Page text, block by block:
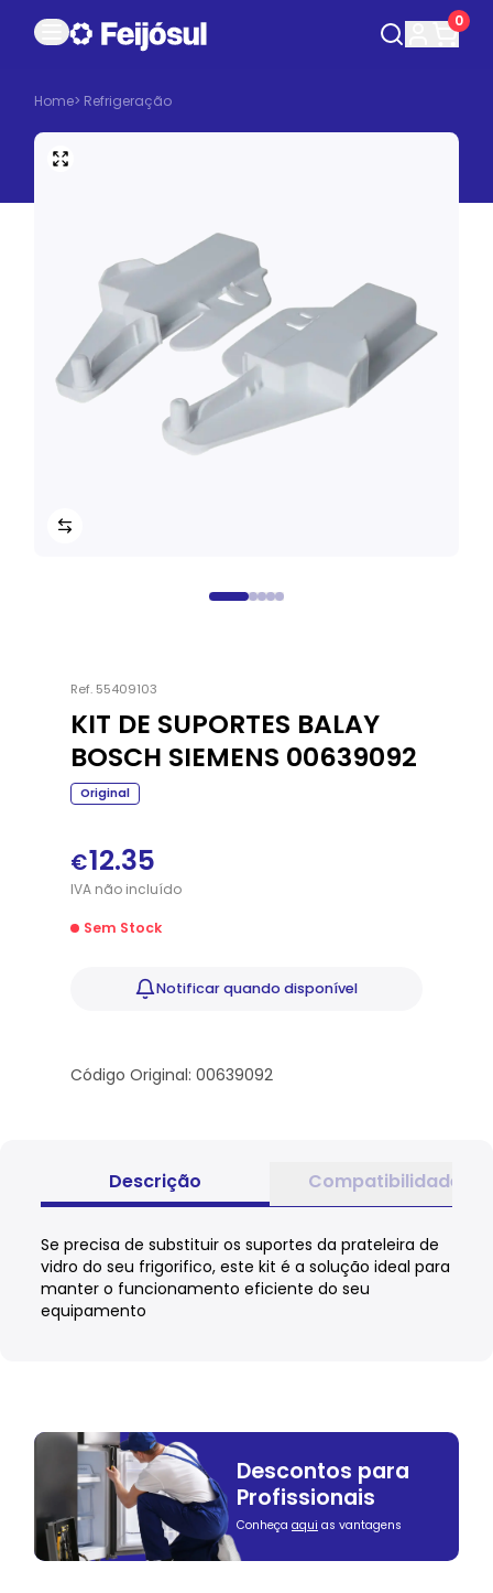
0
Home> Refrigeração
Ref. 55409103
KIT DE SUPORTES BALAY
BOSCH SIEMENS 00639092
Original
€12.35
IVAnãoincluído
Sem Stock
Notificarquando disponível
Código Original: 00639092
Descrição Compatibilidade
Se precisa de substituir os suportes da prateleira de
vidro do seu frigorifico, este kit é a solução ideal para
manter o funcionamento eficiente do seu
equipamento
Descontos para
Profissionais
Conheça aqui as vantagens